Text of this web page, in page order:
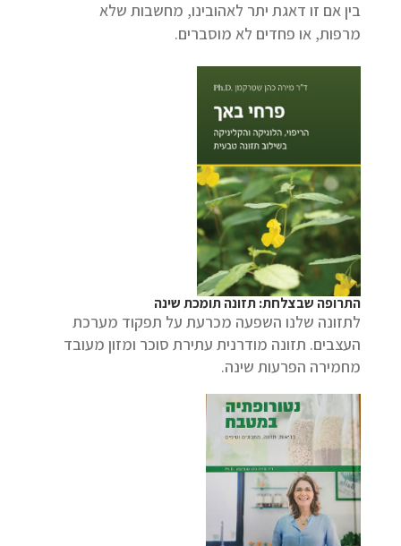
בין אם זו דאגת יתר לאהובינו, מחשבות שלא
מרפות, או פחדים לא מוסברים.
התרופה שבצלחת: תזונה תומכת שינה
לתזונה שלנו השפעה מכרעת על תפקוד מערכת
העצבים. תזונה מודרנית עתירת סוכר ומזון מעובד
מחמירה הפרעות שינה.